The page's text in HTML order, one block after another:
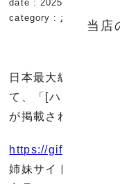
当店
date : 2025.05.02
category : お知らせ
日本最大級のプレ
て、「[ハンカチ]
が掲載されました。
https://
姉妹サイト ベスト